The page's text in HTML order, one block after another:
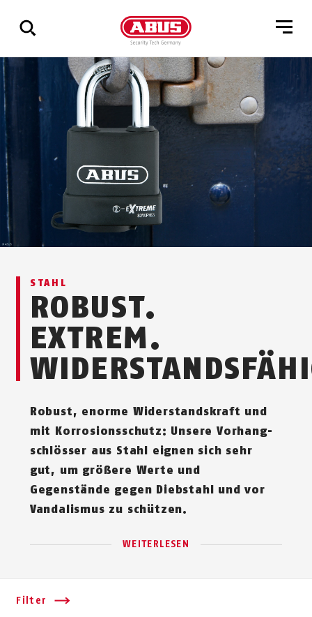
Zeige
alle
Ergebnisse
STAHL
ROBUST.
EXTREM.
Robust, enorme Widerstandskraft und
mit Korrosionsschutz: Unsere Vor­hang­
schlösser aus Stahl eignen sich sehr
gut, um größere Werte und
Gegenstände gegen Diebstahl und vor
Vandalismus zu schützen.
WEITERLESEN
Filter